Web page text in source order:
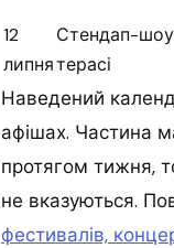
12
липня
Стендап-
терасі
Наведений
афішах. Частина
протягом тижня,
не вказуються.
фестивалів,